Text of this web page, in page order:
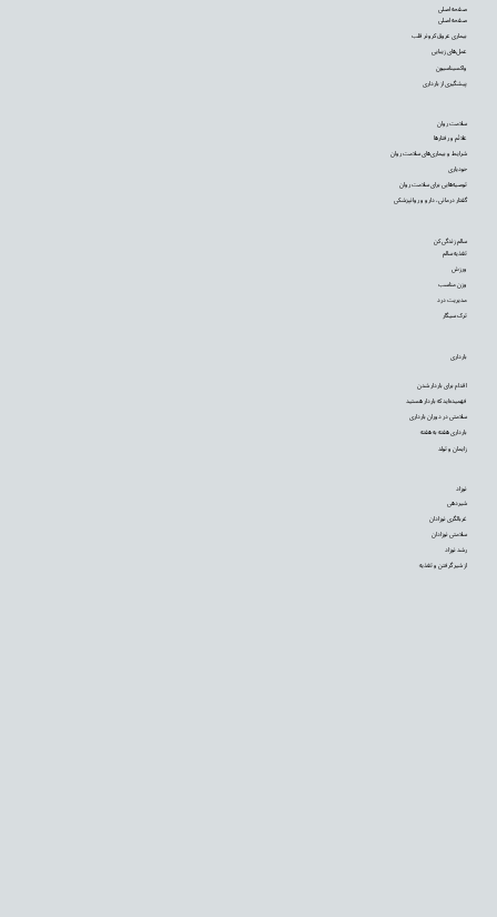
نوزاد
شیردهی
غربالگری نوزادان
سلامتی نوزادان
رشد نوزاد
از شیر گرفتن و تغذیه
بارداری
اقدام برای باردار شدن
فهمیده‌اید که باردار هستید
سلامتی در دوران بارداری
بارداری هفته به هفته
زایمان و تولد
سالم زندگی کن
تغذیه سالم
ورزش
وزن مناسب
مدیریت درد
ترک سیگار
سلامت روان
علائم و رفتارها
شرایط و بیماری‌های سلامت روان
خودیاری
توصیه‌‌هایی برای سلامت روان
گفتار درمانی، دارو و روانپزشکی
صفحه اصلی
صفحه اصلی
بیماری عروق کرونر قلب
عمل‌های زیبایی
واکسیناسیون
پیشگیری از بارداری